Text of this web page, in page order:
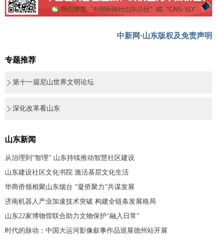
中新网·山东版权及免责声明
专题推荐
第十一届尼山世界文明论坛
深化改革看山东
山东新闻
从治理到“智理” 山东持续推动智慧社区建设
山东建设社区文化书院 激活基层文化生活
华商侨领相聚山东烟台 “凝侨聚力”共谋发展
济南机器人产业加速技术突破 构建全链条发展格局
山东22家博物馆联合助力文物保护“融入日常”
时代的脉动：中国大运河影像叙事作品巡展德州站开展